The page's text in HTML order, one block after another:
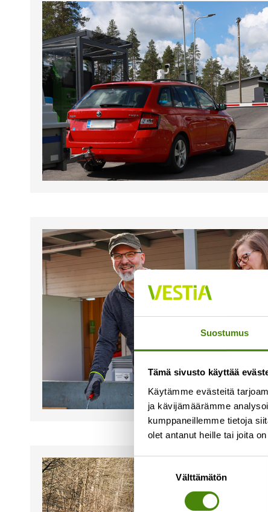
Suostumus
Tämä sivusto käyttää
Käytämme evästeitä
ja kävijämäärämme
kumppaneillemme tietoja
olet antanut heille tai joita
Suostumuksen
valinta
Välttämätön